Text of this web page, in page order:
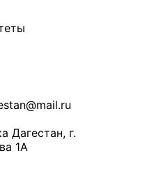
Дагестан, г.
1А